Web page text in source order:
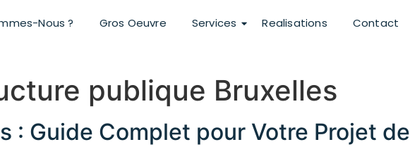
Nous ? Gros Oeuvre Services Realisations Contact
publique Bruxelles
: Guide Complet pour Votre Projet de